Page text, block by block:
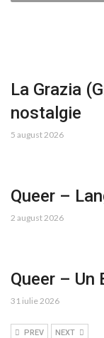
La Grazia
nostalgie
5 august 2026
Queer –
2 august 2026
Queer – Un
31 iulie 2026
PREV NEXT